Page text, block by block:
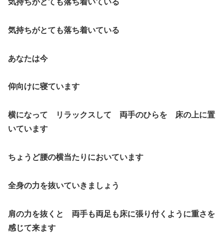
気持ちがとても落ち着いている
気持ちがとても落ち着いている
あなたは今
仰向けに寝ています
横になって リラックスして 両手のひらを 床の上に置
いています
ちょうど腰の横当たりにおいています
全身の力を抜いていきましょう
肩の力を抜くと 両手も両足も床に張り付くように重さを
感じて来ます